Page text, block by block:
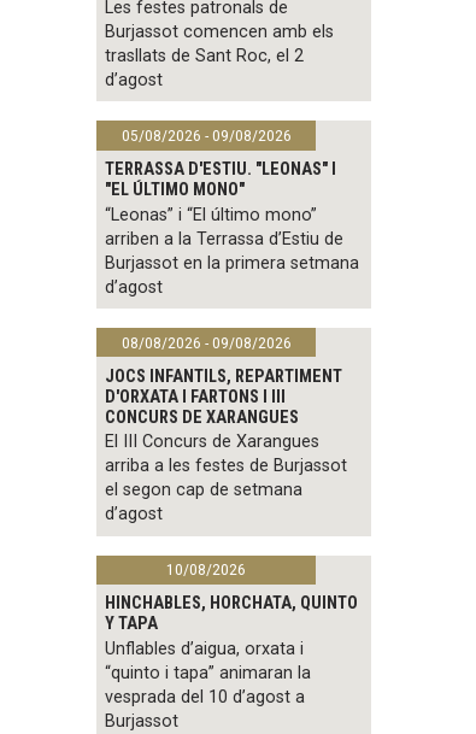
Les festes patronals de
Burjassot comencen amb els
trasllats de Sant Roc, el 2
d’agost
05/08/2026 - 09/08/2026
TERRASSA D'ESTIU. "LEONAS" I
"EL ÚLTIMO MONO"
“Leonas” i “El último mono”
arriben a la Terrassa d’Estiu de
Burjassot en la primera setmana
d’agost
08/08/2026 - 09/08/2026
JOCS INFANTILS, REPARTIMENT
D'ORXATA I FARTONS I III
CONCURS DE XARANGUES
El III Concurs de Xarangues
arriba a les festes de Burjassot
el segon cap de setmana
d’agost
10/08/2026
HINCHABLES, HORCHATA, QUINTO
Y TAPA
Unflables d’aigua, orxata i
“quinto i tapa” animaran la
vesprada del 10 d’agost a
Burjassot